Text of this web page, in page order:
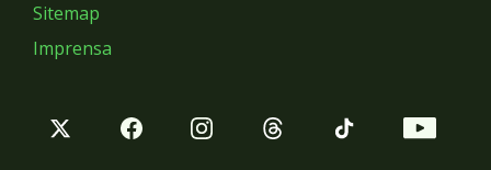
Sitemap
Imprensa